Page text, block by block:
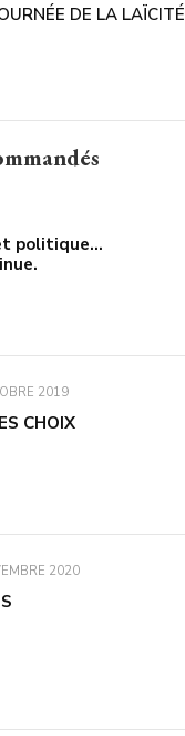
DE LA LAÏCITÉ
politique…
2019
CHOIX
2020